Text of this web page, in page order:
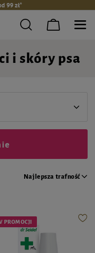
99 zł*
i skóry psa
Najlepsza trafność
PROMOCJI